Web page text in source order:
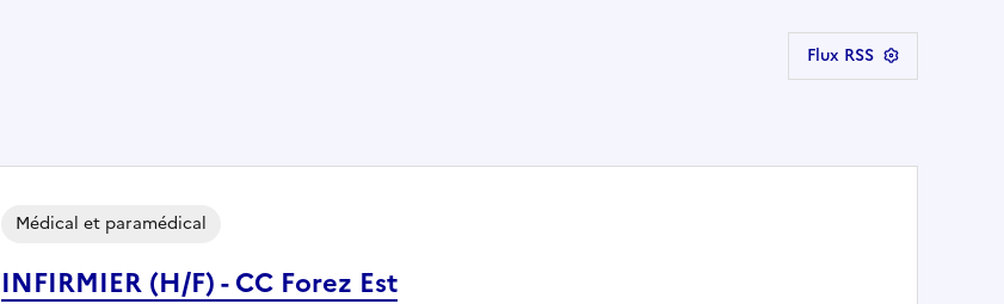
Flux RSS
INFIRMIER (H/F) - CC Forez Est
Médical et paramédical